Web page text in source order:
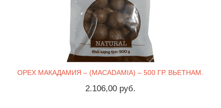
ОРЕХ МАКАДАМИЯ – (MACADAMIA) – 500 ГР. ВЬЕТНАМ.
2.106,00 руб.